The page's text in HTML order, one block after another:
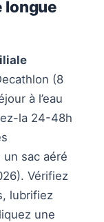
longue
(8
à l’eau
la 24-48h
sac aéré
Vérifiez
lubrifiez
une